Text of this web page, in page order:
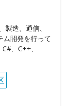
造、通信、
ム開発を行って
、C++、